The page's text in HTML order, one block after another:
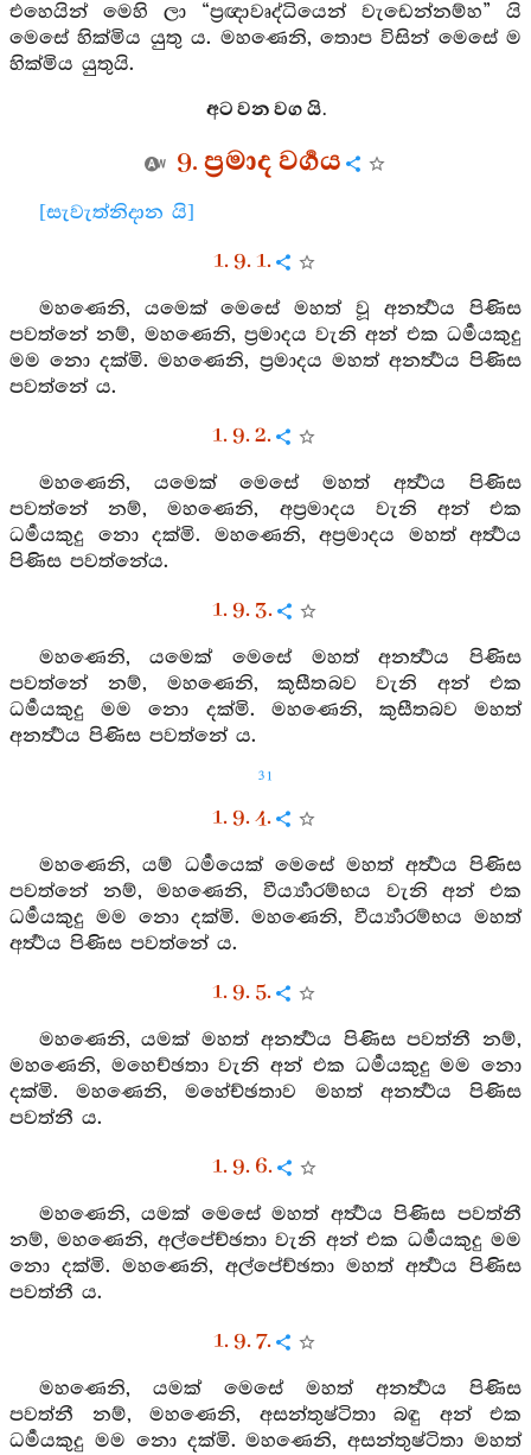
එහෙයින් මෙහි ලා “ප්‍රඥාවෘද්ධියෙන් වැඩෙන්නම්හ” යි
මෙසේ හික්මිය යුතු ය. මහණෙනි, තොප විසින් මෙසේ ම
හික්මිය යුතුයි.
අට වන වග යි.
9. ප්‍රමාද වර්‍ගය
[සැවැත්නිදාන යි]
1. 9. 1.
මහණෙනි, යමෙක් මෙසේ මහත් වූ අනර්‍ත්‍ථය පිණිස
පවත්නේ නම්, මහණෙනි, ප්‍රමාදය වැනි අන් එක ධර්‍මයකුදු
මම නො දක්මි. මහණෙනි, ප්‍රමාදය මහත් අනර්‍ත්‍ථය පිණිස
පවත්නේ ය.
1. 9. 2.
මහණෙනි, යමෙක් මෙසේ මහත් අර්‍ත්‍ථය පිණිස
පවත්නේ නම්, මහණෙනි, අප්‍රමාදය වැනි අන් එක
ධර්‍මයකුදු නො දක්මි. මහණෙනි, අප්‍රමාදය මහත් අර්‍ත්‍ථය
පිණිස පවත්නේය.
1. 9. 3.
මහණෙනි, යමෙක් මෙසේ මහත් අනර්‍ත්‍ථය පිණිස
පවත්නේ නම්, මහණෙනි, කුසීතබව වැනි අන් එක
ධර්‍මයකුදු මම නො දක්මි. මහණෙනි, කුසීතබව මහත්
අනර්‍ත්‍ථය පිණිස පවත්නේ ය.
31
1. 9. 4.
මහණෙනි, යම් ධර්‍මයෙක් මෙසේ මහත් අර්‍ත්‍ථය පිණිස
පවත්නේ නම්, මහණෙනි, වීර්‍ය්‍යාරම්භය වැනි අන් එක
ධර්‍මයකුදු මම නො දක්මි. මහණෙනි, වීර්‍ය්‍යාරම්භය මහත්
අර්‍ත්‍ථය පිණිස පවත්නේ ය.
1. 9. 5.
මහණෙනි, යමක් මහත් අනර්‍ත්‍ථය පිණිස පවත්නී නම්,
මහණෙනි, මහෙච්ඡතා වැනි අන් එක ධර්‍මයකුදු මම නො
දක්මි. මහණෙනි, මහේච්ඡතාව මහත් අනර්‍ත්‍ථය පිණිස
පවත්නී ය.
1. 9. 6.
මහණෙනි, යමක් මෙසේ මහත් අර්‍ත්‍ථය පිණිස පවත්නී
නම්, මහණෙනි, අල්පේච්ඡතා වැනි අන් එක ධර්‍මයකුදු මම
නො දක්මි. මහණෙනි, අල්පේච්ඡතා මහත් අර්‍ත්‍ථය පිණිස
පවත්නී ය.
1. 9. 7.
මහණෙනි, යමක් මෙසේ මහත් අනර්‍ත්‍ථය පිණිස
පවත්නී නම්, මහණෙනි, අසන්තුෂ්ටිතා බඳු අන් එක
ධර්‍මයකුදු මම නො දක්මි. මහණෙනි, අසන්තුෂ්ටිතා මහත්